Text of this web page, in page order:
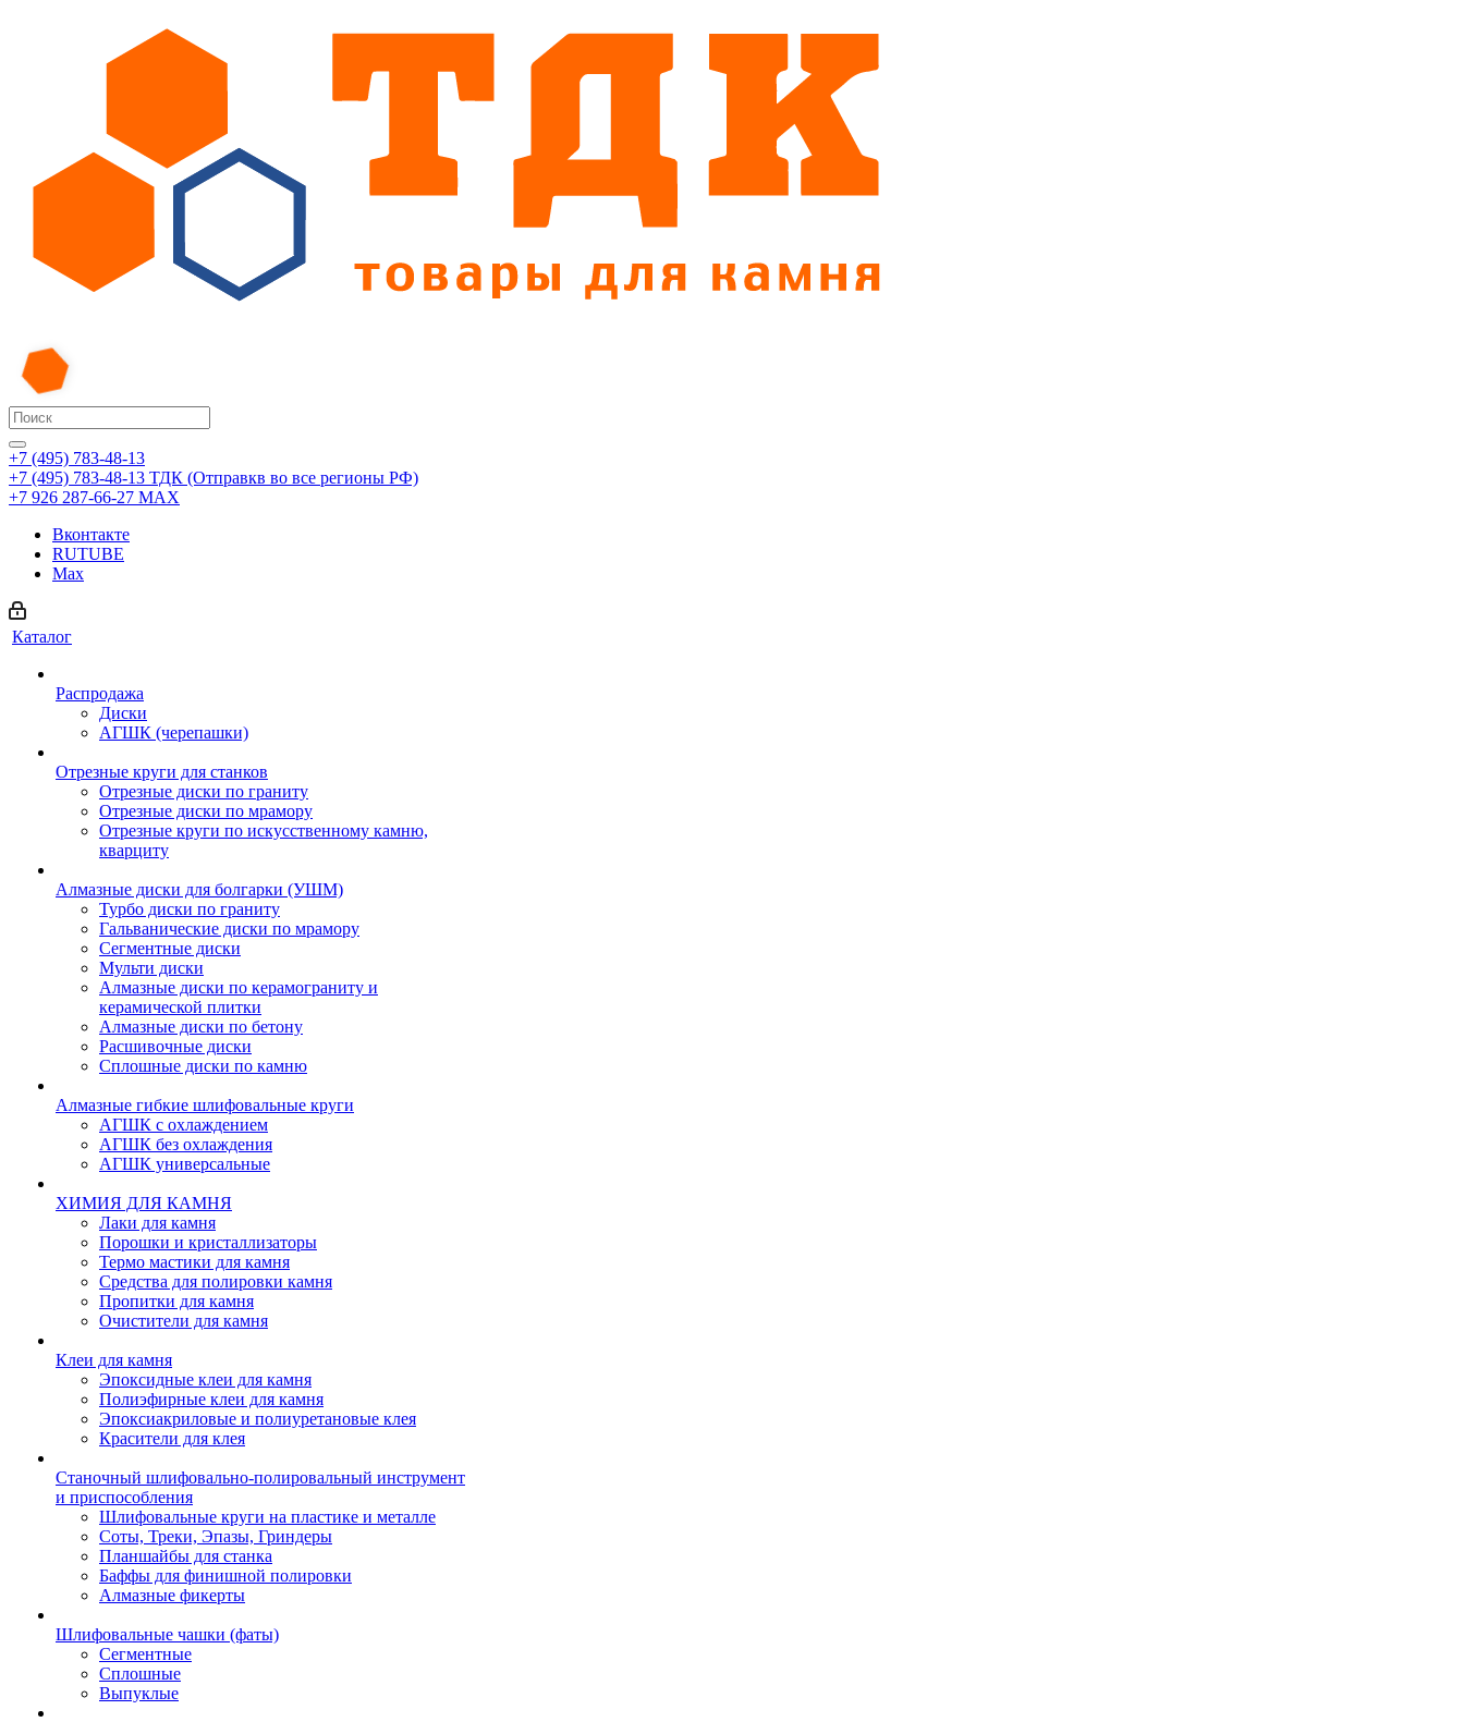
+7 (495) 783-48-13
+7 (495) 783-48-13 ТДК (Отправкв во все регионы РФ)
+7 926 287-66-27 МАХ
Вконтакте
RUTUBE
Max
Каталог
Распродажа
Диски
АГШК (черепашки)
Отрезные круги для станков
Отрезные диски по граниту
Отрезные диски по мрамору
Отрезные круги по искусственному камню,
кварциту
Алмазные диски для болгарки (УШМ)
Турбо диски по граниту
Гальванические диски по мрамору
Сегментные диски
Мульти диски
Алмазные диски по керамограниту и
керамической плитки
Алмазные диски по бетону
Расшивочные диски
Сплошные диски по камню
Алмазные гибкие шлифовальные круги
АГШК с охлаждением
АГШК без охлаждения
АГШК универсальные
ХИМИЯ ДЛЯ КАМНЯ
Лаки для камня
Порошки и кристаллизаторы
Термо мастики для камня
Средства для полировки камня
Пропитки для камня
Очистители для камня
Клеи для камня
Эпоксидные клеи для камня
Полиэфирные клеи для камня
Эпоксиакриловые и полиуретановые клея
Красители для клея
Станочный шлифовально-полировальный инструмент
и приспособления
Шлифовальные круги на пластике и металле
Соты, Треки, Эпазы, Гриндеры
Планшайбы для станка
Баффы для финишной полировки
Алмазные фикерты
Шлифовальные чашки (фаты)
Сегментные
Сплошные
Выпуклые